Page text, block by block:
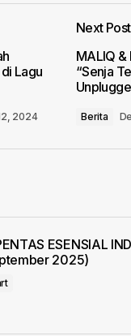
are marked*
email, and website
the next time I comment.
Lagu
2024
Next Post
MALIQ &
“Senja
Berita
ESENSIAL
2025)